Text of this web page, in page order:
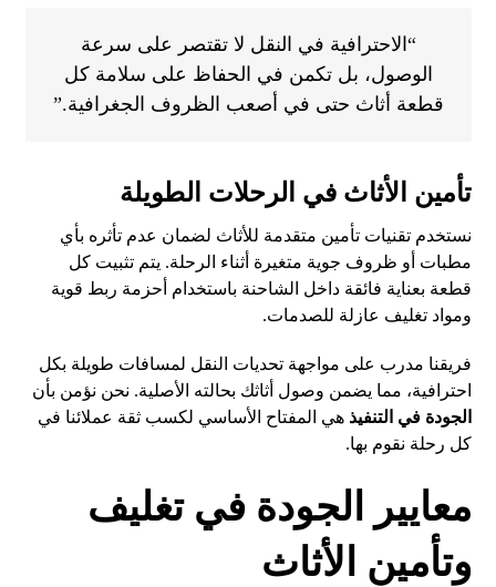
“الاحترافية في النقل لا تقتصر على سرعة
الوصول، بل تكمن في الحفاظ على سلامة كل
قطعة أثاث حتى في أصعب الظروف الجغرافية.”
تأمين الأثاث في الرحلات الطويلة
نستخدم تقنيات تأمين متقدمة للأثاث لضمان عدم تأثره بأي
مطبات أو ظروف جوية متغيرة أثناء الرحلة. يتم تثبيت كل
قطعة بعناية فائقة داخل الشاحنة باستخدام أحزمة ربط قوية
ومواد تغليف عازلة للصدمات.
فريقنا مدرب على مواجهة تحديات النقل لمسافات طويلة بكل
احترافية، مما يضمن وصول أثاثك بحالته الأصلية. نحن نؤمن بأن
الجودة في التنفيذ هي المفتاح الأساسي لكسب ثقة عملائنا في
كل رحلة نقوم بها.
معايير الجودة في تغليف
وتأمين الأثاث